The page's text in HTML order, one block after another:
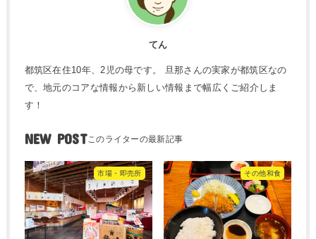
てん
都筑区在住10年、2児の母です。 旦那さんの実家が都筑区なの
で、地元のコアな情報から新しい情報まで幅広くご紹介しま
す！
NEW POST
市場・即売所 その他和食